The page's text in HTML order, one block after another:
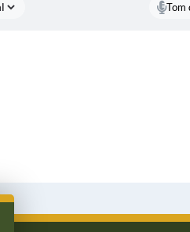
Tom